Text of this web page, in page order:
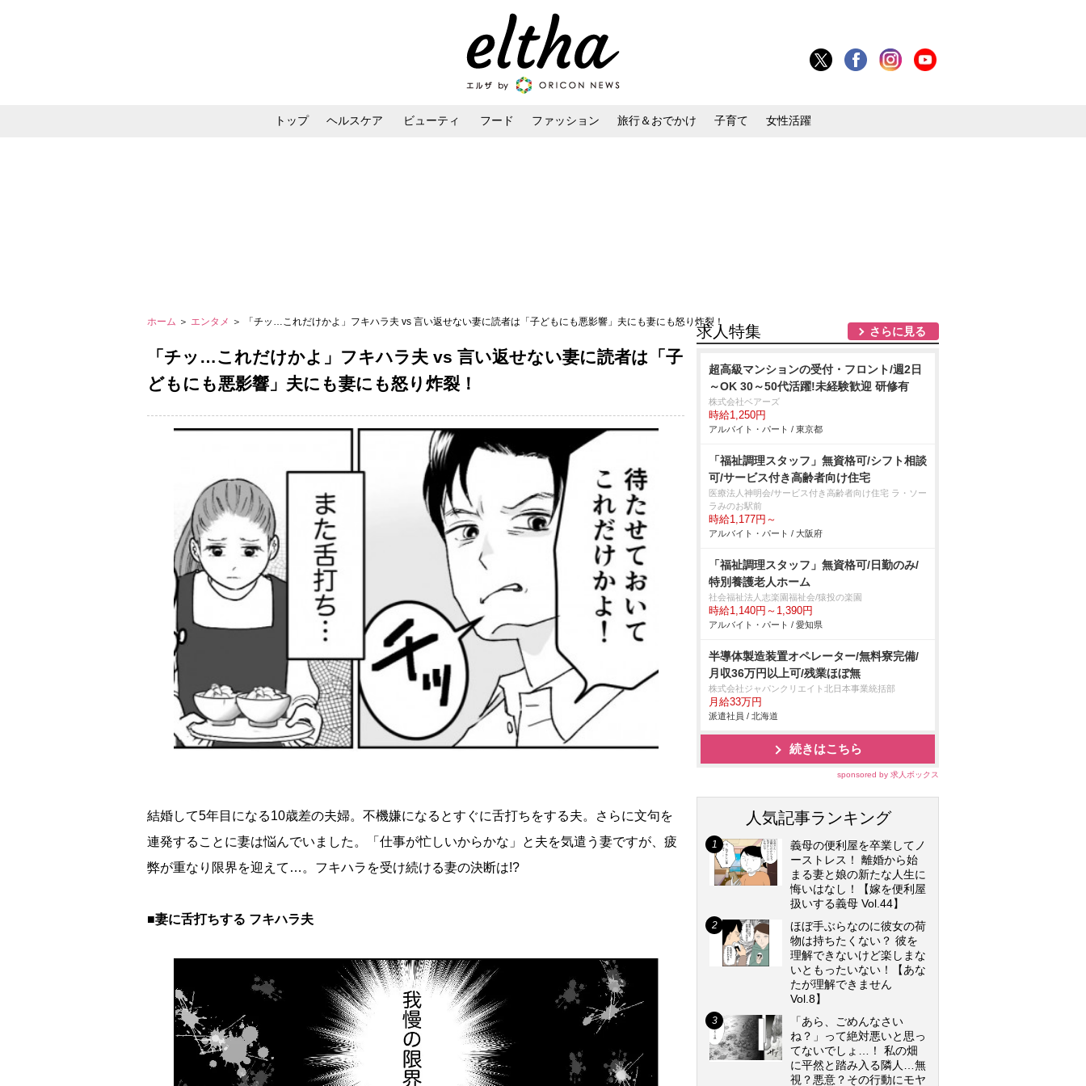
トップ ヘルスケア ビューティ フード ファッション 旅行＆おでかけ 子育て 女性活躍
ホーム ＞ エンタメ ＞ 「チッ…これだけかよ」フキハラ夫 vs 言い返せない妻に読者は「子どもにも悪影響」夫にも妻にも怒り炸裂！
「チッ…これだけかよ」フキハラ夫 vs 言い返せない妻に読者は「子
どもにも悪影響」夫にも妻にも怒り炸裂！
結婚して5年目になる10歳差の夫婦。不機嫌になるとすぐに舌打ちをする夫。さらに文句を
連発することに妻は悩んでいました。「仕事が忙しいからかな」と夫を気遣う妻ですが、疲
弊が重なり限界を迎えて…。フキハラを受け続ける妻の決断は!?
■妻に舌打ちする フキハラ夫
求人特集 さらに見る
超高級マンションの受付・フロント/週2日
～OK 30～50代活躍!未経験歓迎 研修有
株式会社ベアーズ
時給1,250円
アルバイト・パート / 東京都
「福祉調理スタッフ」無資格可/シフト相談
可/サービス付き高齢者向け住宅
医療法人神明会/サービス付き高齢者向け住宅 ラ・ソー
ラみのお駅前
時給1,177円～
アルバイト・パート / 大阪府
「福祉調理スタッフ」無資格可/日勤のみ/
特別養護老人ホーム
社会福祉法人志楽園福祉会/猿投の楽園
時給1,140円～1,390円
アルバイト・パート / 愛知県
半導体製造装置オペレーター/無料寮完備/
月収36万円以上可/残業ほぼ無
株式会社ジャパンクリエイト北日本事業統括部
月給33万円
派遣社員 / 北海道
続きはこちら
sponsored by 求人ボックス
人気記事ランキング
義母の便利屋を卒業してノ
ーストレス！ 離婚から始
まる妻と娘の新たな人生に
悔いはなし！【嫁を便利屋
扱いする義母 Vol.44】
ほぼ手ぶらなのに彼女の荷
物は持ちたくない？ 彼を
理解できないけど楽しまな
いともったいない！【あな
たが理解できません
Vol.8】
「あら、ごめんなさい
ね？」って絶対悪いと思っ
てないでしょ…！ 私の畑
に平然と踏み入る隣人…無
視？悪意？その行動にモヤ